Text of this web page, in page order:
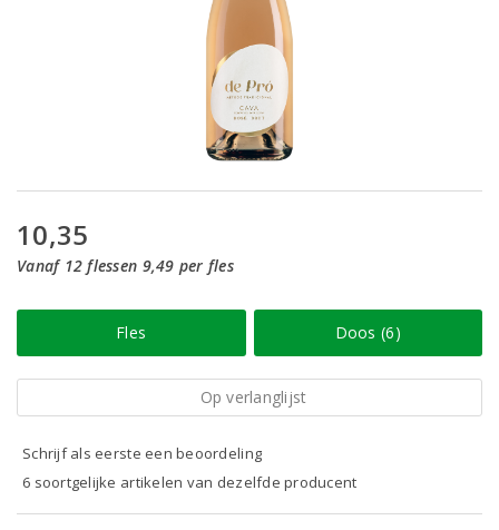
10,35
Vanaf 12 flessen 9,49 per fles
Fles Doos (6)
Op verlanglijst
Schrijf als eerste een beoordeling
6 soortgelijke artikelen van dezelfde producent